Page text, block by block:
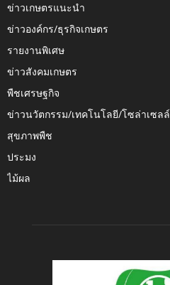
ข่าวเกษตรแนะนำ
ข่าวองค์กร/ธุรกิจเกษตร
รายงานพิเศษ
ข่าวสังคมเกษตร
พืชเศรษฐกิจ
ข่าวนวัตกรรม/เทคโนโลยี/โซล่าเซลล์
สุขภาพพืช
ประมง
ไม้ผล